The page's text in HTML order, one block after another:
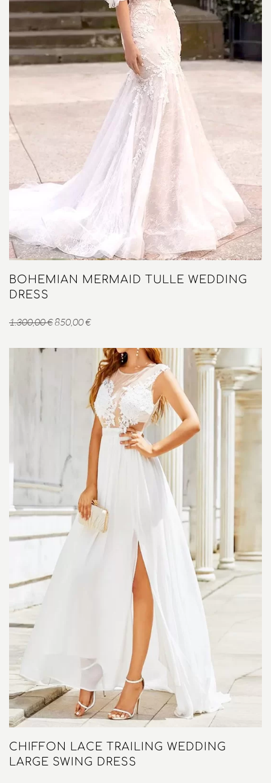
BOHEMIAN MERMAID TULLE WEDDING
DRESS
1.300,00€ Original
was:
1.300,00 €.
850,00€Η
τιμή
είναι:
850,00 €.
CHIFFON LACE TRAILING WEDDING
LARGE SWING DRESS